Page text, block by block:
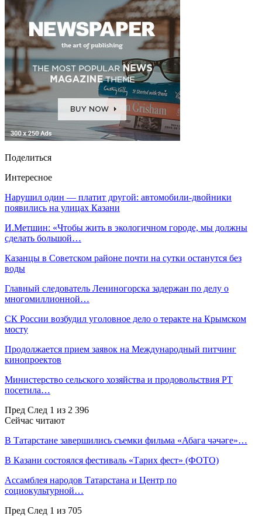
Поделиться
Интересное
Нарушил один — платит другой: автомобили-двойники
появились на улицах Казани
И.Метшин: «Чтобы жить в экологичном городе, мы должны
сделать большой…
Казанцы в Советском районе почти на сутки останутся без
воды
Главный следователь Лениногорска задержан по делу о
многомиллионной…
СК России возбудил уголовное дело о теракте на Крымском
мосту
Продолжается прием заявок на Международный питчинг
кинопроектов
Министерство сельского хозяйства и продовольствия РТ
посетила…
Пред След 1 из 2 396
Сейчас читают
В Татарстане завершились съемки фильма «Абага чәчәге»…
В Казани состоялся фестиваль «Тарих фест» (ФОТО)
Ассамблея народов Татарстана и Центр по
социокультурной…
Пред След 1 из 705